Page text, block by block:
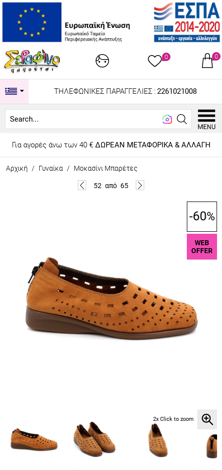
0 0
ΤΗΛΕΦΩΝΙΚΕΣ ΠΑΡΑΓΓΕΛΙΕΣ : 2261021008
Look
Για αγορές άνω των 40 € ΔΩΡΕΑΝ ΜΕΤΑΦΟΡΙΚΑ & ΑΛΛΑΓΗ
Αρχική / Γυναίκα / Μοκασίνι Μπαρέτες
52 από 65
-60%
WEB
OFFER
2x Click to zoom